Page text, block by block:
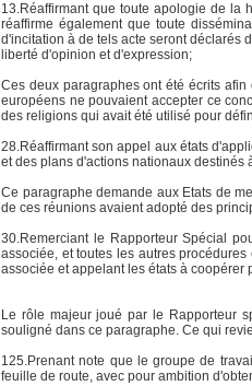
13.Réaffirmant que toute apologie de
réaffirme également que toute
d'incitation à de tels acte seront déclarés
liberté d'opinion et d'expression;
Ces deux paragraphes ont été écrits
européens ne pouvaient accepter ce
des religions qui avait été utilisé pour
28.Réaffirmant son appel aux états
et des plans d'actions nationaux destinés
Ce paragraphe demande aux Etats de
de ces réunions avaient adopté des
30.Remerciant le Rapporteur Spécial
associée, et toutes les autres
associée et appelant les états à coopérer
Le rôle majeur joué par le Rapporteur
souligné dans ce paragraphe. Ce qui
125.Prenant note que le groupe de
feuille de route, avec pour ambition